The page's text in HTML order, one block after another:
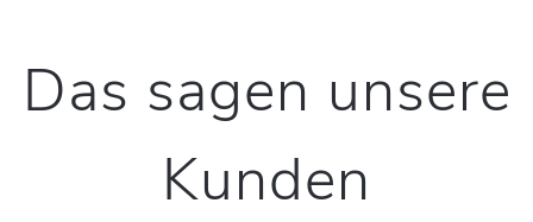
Das sagen unsere
Kunden